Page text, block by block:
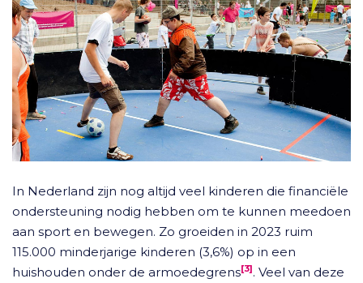
In Nederland zijn nog altijd veel kinderen die financiële
ondersteuning nodig hebben om te kunnen meedoen
aan sport en bewegen. Zo groeiden in 2023 ruim
115.000 minderjarige kinderen (3,6%) op in een
huishouden onder de armoedegrens[3]. Veel van deze